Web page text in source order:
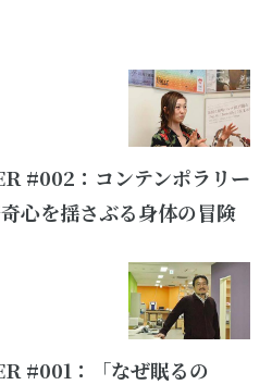
#002：コンテンポラリー
心を揺さぶる身体の冒険
#001：「なぜ眠るの